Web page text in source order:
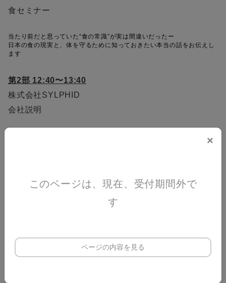
食セミナー
当たり前だと思っていた“食の常識”が実は間違いだったー
日本の食の現実と、体を守るために知っておきたい本当の話をお伝えし
ます
第2部 12:40〜13:40
株式会社SYLPHID
会社説明
セミナー後 16:00〜17:30
よりそいタイム
×
このページは、現在、受付期間外で
す
ページの内容を見る